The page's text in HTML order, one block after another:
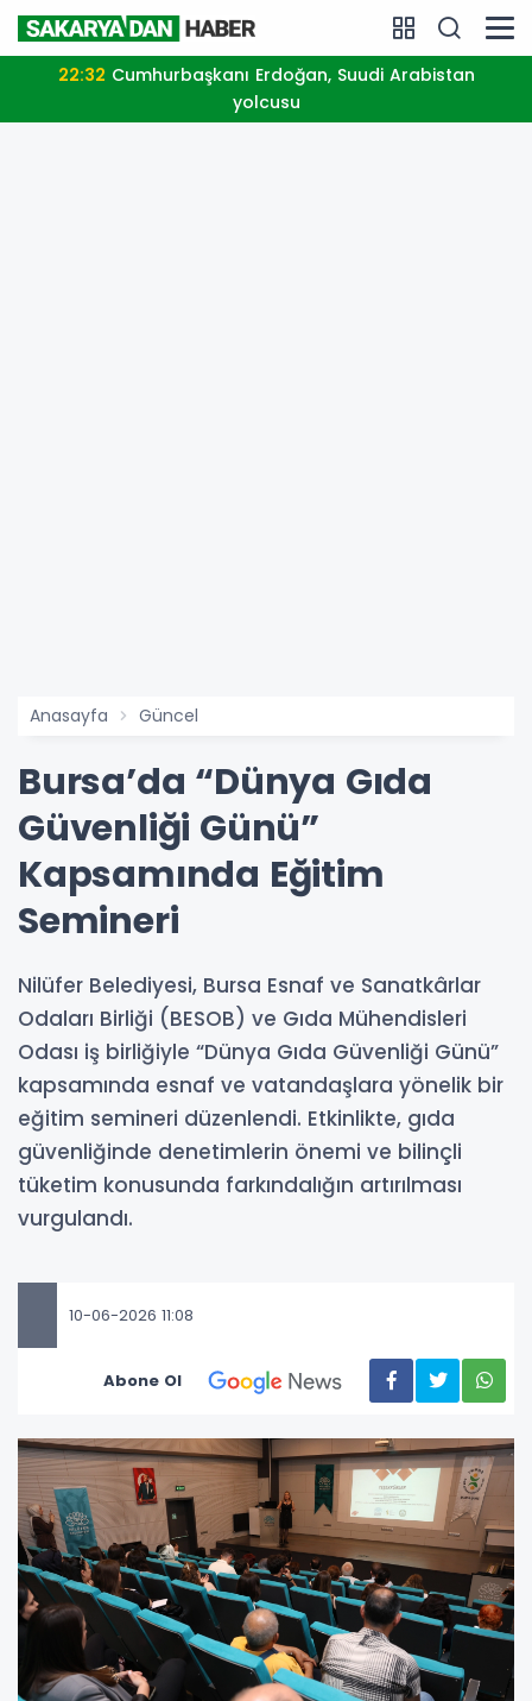
22:32
yolcusu
Anasayfa Güncel
Bursa’da “Dünya Gıda
Güvenliği Günü”
Kapsamında Eğitim
Semineri
Nilüfer Belediyesi, Bursa Esnaf ve Sanatkârlar
Odaları Birliği (BESOB) ve Gıda Mühendisleri
Odası iş birliğiyle “Dünya Gıda Güvenliği Günü”
kapsamında esnaf ve vatandaşlara yönelik bir
eğitim semineri düzenlendi. Etkinlikte, gıda
güvenliğinde denetimlerin önemi ve bilinçli
tüketim konusunda farkındalığın artırılması
vurgulandı.
10-06-2026 11:08
Abone Ol